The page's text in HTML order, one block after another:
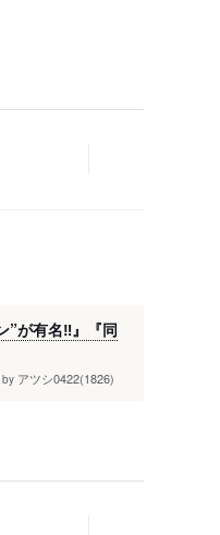
”が有名‼️』『同
by アツシ0422(1826)